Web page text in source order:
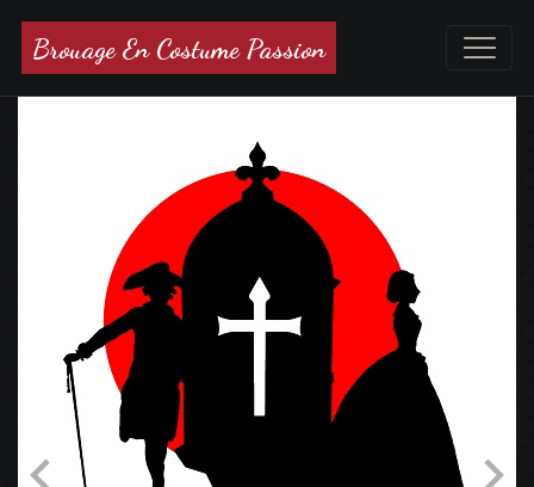
Brouage En Costume Passion